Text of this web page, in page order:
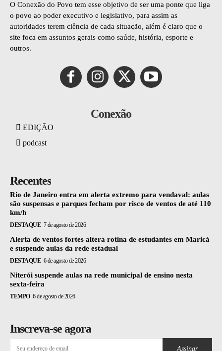
O Conexão do Povo tem esse objetivo de ser uma ponte que liga
o povo ao poder executivo e legislativo, para assim as
autoridades terem ciência de cada situação, além é claro que o
site foca em assuntos gerais como saúde, história, esporte e
outros.
Conexão
EDIÇÃO
podcast
Recentes
Rio de Janeiro entra em alerta extremo para vendaval: aulas
são suspensas e parques fecham por risco de ventos de até 110
km/h
DESTAQUE 7 de agosto de 2026
Alerta de ventos fortes altera rotina de estudantes em Maricá
e suspende aulas da rede estadual
DESTAQUE 6 de agosto de 2026
Niterói suspende aulas na rede municipal de ensino nesta
sexta-feira
TEMPO 6 de agosto de 2026
Inscreva-se agora
Assinar